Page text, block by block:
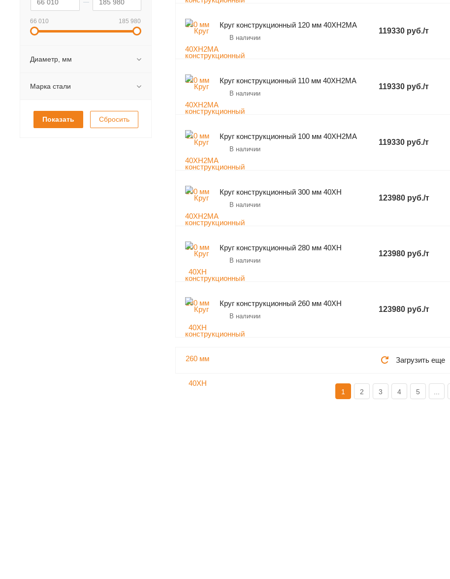
Круг конструкционный 120 мм 40ХН2МА
В наличии
119330 руб./т
Круг конструкционный 110 мм 40ХН2МА
В наличии
119330 руб./т
Круг конструкционный 100 мм 40ХН2МА
В наличии
119330 руб./т
Круг конструкционный 300 мм 40ХН
В наличии
123980 руб./т
Круг конструкционный 280 мм 40ХН
В наличии
123980 руб./т
Круг конструкционный 260 мм 40ХН
В наличии
123980 руб./т
Загрузить еще
1 2 3 4 5
66 010 185 980
Диаметр, мм
Марка стали
Сбросить